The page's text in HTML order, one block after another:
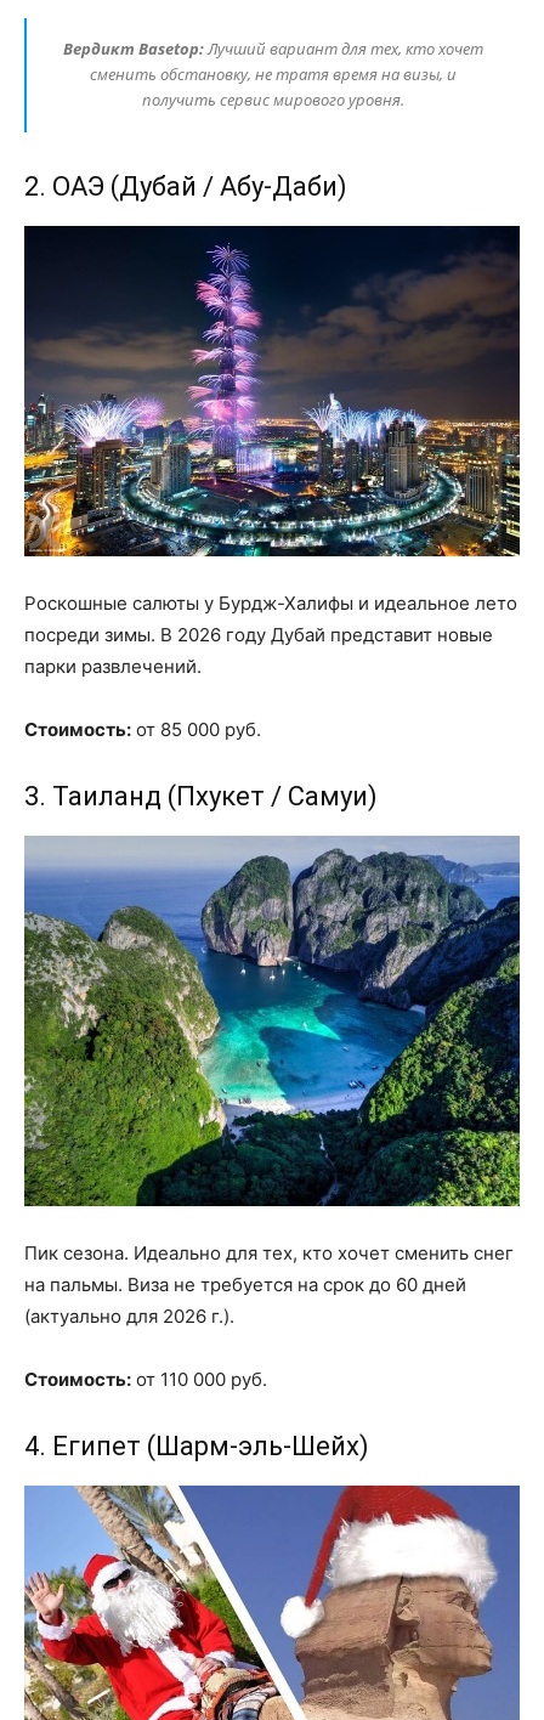
Вердикт Basetop: Лучший вариант для тех, кто хочет
сменить обстановку, не тратя время на визы, и
получить сервис мирового уровня.
2. ОАЭ (Дубай / Абу-Даби)
Роскошные салюты у Бурдж-Халифы и идеальное лето
посреди зимы. В 2026 году Дубай представит новые
парки развлечений.
Стоимость: от 85 000 руб.
3. Таиланд (Пхукет / Самуи)
Пик сезона. Идеально для тех, кто хочет сменить снег
на пальмы. Виза не требуется на срок до 60 дней
(актуально для 2026 г.).
Стоимость: от 110 000 руб.
4. Египет (Шарм-эль-Шейх)